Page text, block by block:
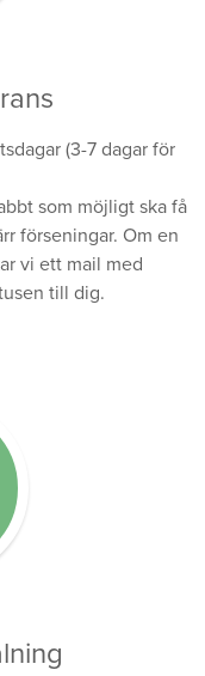
(3-7 dagar för
som möjligt ska få
förseningar. Om en
vi ett mail med
till dig.